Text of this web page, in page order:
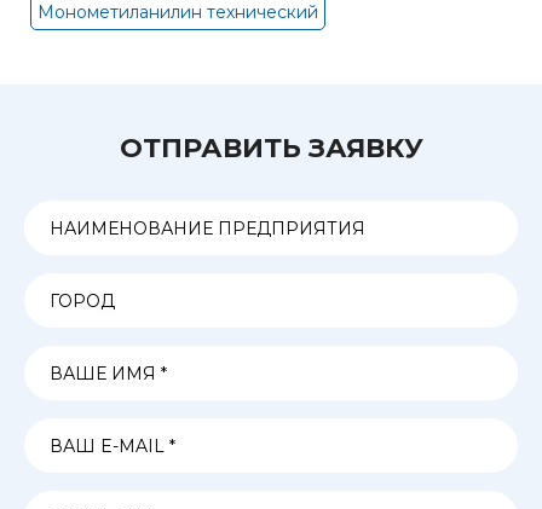
Монометиланилин технический
ОТПРАВИТЬ ЗАЯВКУ